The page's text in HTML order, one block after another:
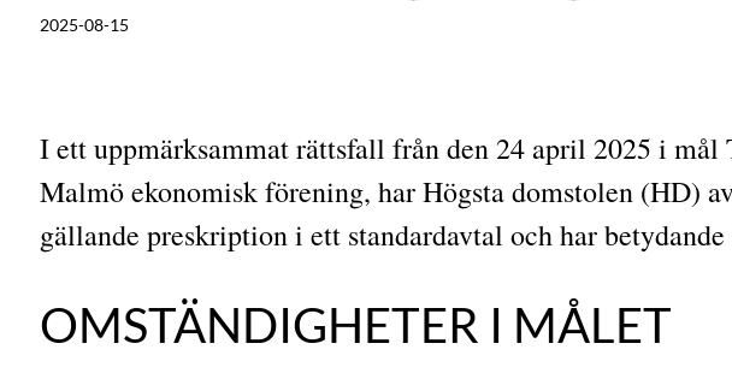
2025-08-15
I ett uppmärksammat rättsfall från den 24 april 2025 i
Malmö ekonomisk förening, har Högsta domstolen (HD)
gällande preskription i ett standardavtal och har
OMSTÄNDIGHETER I MÅLET